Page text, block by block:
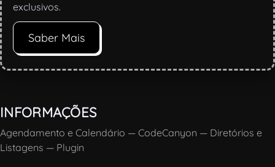
exclusivos.
Saber Mais
INFORMAÇÕES
Agendamento e Calendário — CodeCanyon — Diretórios e
Listagens — Plugin